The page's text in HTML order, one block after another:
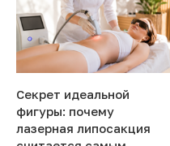
Секрет идеальной
фигуры: почему
лазерная липосакция